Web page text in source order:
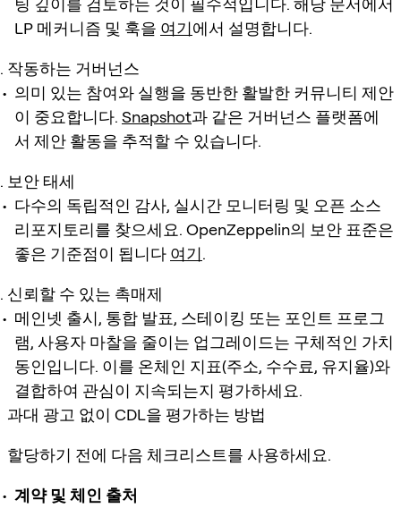
팅 깊이를 검토하는 것이 필수적입니다. 해당 문서에서
LP 메커니즘 및 훅을 여기에서 설명합니다.
작동하는 거버넌스
의미 있는 참여와 실행을 동반한 활발한 커뮤니티 제안
이 중요합니다. Snapshot과 같은 거버넌스 플랫폼에
서 제안 활동을 추적할 수 있습니다.
보안 태세
다수의 독립적인 감사, 실시간 모니터링 및 오픈 소스
리포지토리를 찾으세요. OpenZeppelin의 보안 표준은
좋은 기준점이 됩니다 여기.
신뢰할 수 있는 촉매제
메인넷 출시, 통합 발표, 스테이킹 또는 포인트 프로그
램, 사용자 마찰을 줄이는 업그레이드는 구체적인 가치
동인입니다. 이를 온체인 지표(주소, 수수료, 유지율)와
결합하여 관심이 지속되는지 평가하세요.
과대 광고 없이 CDL을 평가하는 방법
할당하기 전에 다음 체크리스트를 사용하세요.
계약 및 체인 출처